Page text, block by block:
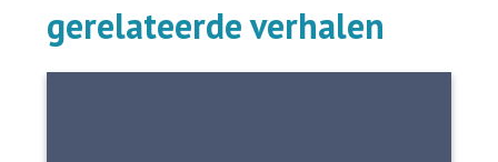
gerelateerde verhalen